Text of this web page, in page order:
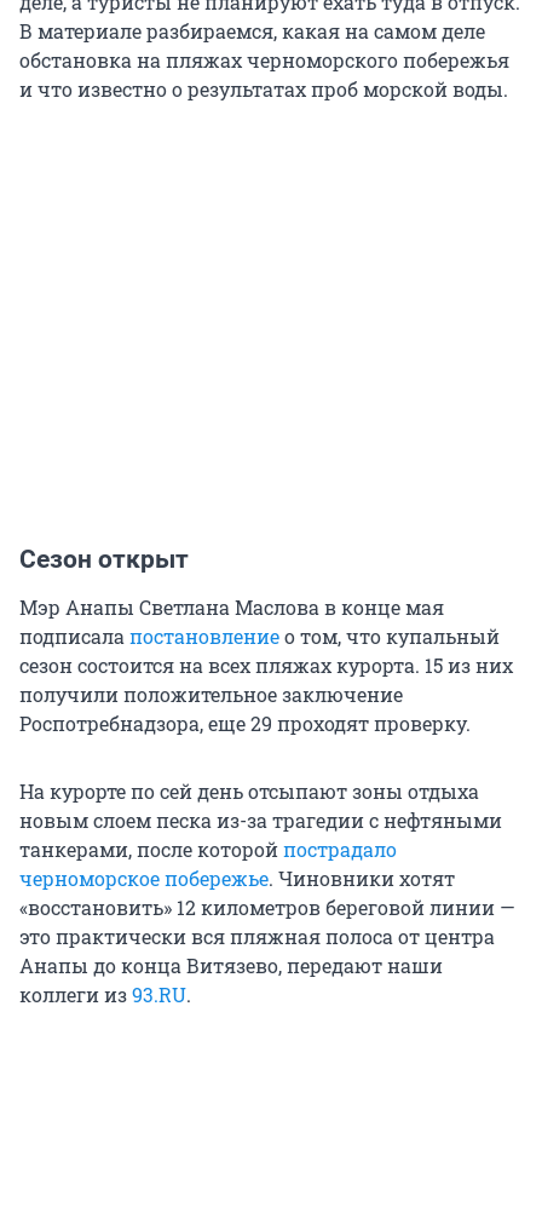
В материале разбираемся, какая на самом деле
обстановка на пляжах черноморского побережья
и что известно о результатах проб морской воды.
Сезон открыт
Мэр Анапы Светлана Маслова в конце мая
подписалапостановлениео том, что купальный
сезон состоится на всех пляжах курорта. 15 из них
получили положительное заключение
Роспотребнадзора, еще 29 проходят проверку.
На курорте по сей день отсыпают зоны отдыха
новым слоем песка из-за трагедии с нефтяными
танкерами, после которойпострадало
черноморское побережье. Чиновники хотят
«восстановить» 12 километров береговой линии —
это практически вся пляжная полоса от центра
Анапы до конца Витязево, передают наши
коллеги из93.RU.